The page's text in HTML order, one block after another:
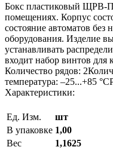
Бокс пластиковый ЩРВ-П
помещениях. Корпус
состояние автоматов
оборудования. Изделие
устанавливать
входит набор винтов для
Количество рядов:
температура: –25...+85
Характеристики:
Ед. Изм.
шт
В упаковке 1,00
Вес
1,1625